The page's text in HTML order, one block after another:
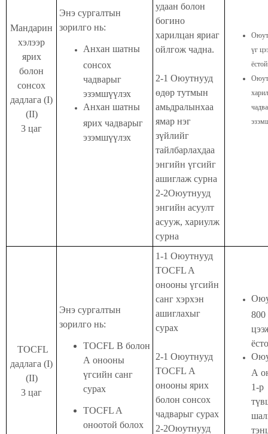
Мандарин
хэлээр
ярих
болон
сонсох
дадлага (I)
(II)
3 цаг
Энэ сургалтын
зорилго нь:
Анхан шатны
сонсох
чадварыг
эзэмшүүлэх
Анхан шатны
ярих чадварыг
эзэмшүүлэх
удаан болон
богино
харилцан яриаг
ойлгож чадна.
2-1 Оюутнууд
өдөр тутмын
амьдралынхаа
ямар нэг
зүйлийг
тайлбарлахдаа
энгийн үгсийг
ашиглаж сурна
2-2Оюутнууд
энгийн асуулт
асууж, хариулж
сурна
үг
ёстой
TOCFL
дадлага (I)
(II)
3 цаг
Энэ сургалтын
зорилго нь:
TOCFL B болон
А онооны
үгсийн санг
сурах
TOCFL A
оноотой болох
1-1 Оюутнууд
TOCFL A
онооны үгсийн
санг хэрхэн
ашиглахыг
сурах
2-1 Оюутнууд
TOCFL А
онооны ярих
болон сонсох
чадварыг сурах
2-2Оюутнууд
800
А
1-р